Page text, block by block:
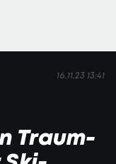
16.11.23 13:41
Traum-